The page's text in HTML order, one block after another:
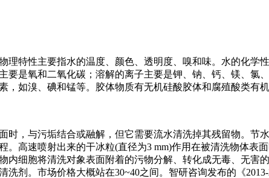
理特性主要指水的温度、颜色、透明度、嗅和味。水的化学
要是氧和二氧化碳；溶解的离子主要是钾、钠、钙、镁、氯
如溴、碘和锰等。胶体物质有无机硅酸胶体和腐殖酸类有
时，与污垢结合或融解，但它需要流水清洗掉其残留物。节
高速喷射出来的干冰粒(直径为3 mm)作用在被清洗物体表
内细胞将清洗对象表面附着的污物分解、转化成无毒、无
洗剂。市场价格大概站在30~40之间。智研咨询发布的《